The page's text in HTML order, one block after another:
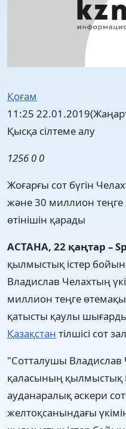
Қоғам
11:25 22.01.2019
Қысқа сілтеме алу
1256 0 0
Жоғарғы сот бүгін
және 30 миллион теңге
өтінішін қарады
АСТАНА, 22 қаңтар –
қылмыстық істер
Владислав Челахтың
миллион теңге өтемақы
қатысты қаулы
Қазақстан тілшісі сот
"Сотталушы Владислав
қаласының қылмыстық
ауданаралық әскери
желтоқсанындағы